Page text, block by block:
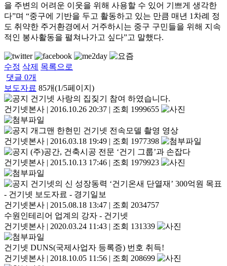
을 주변의 어려운 이웃을 위해 사용할 수 있어 기쁘게 생각한
다”며 “중구에 기반을 두고 활동하고 있는 만큼 매년 1차례 정
도 취약한 주거환경에서 거주하시는 중구 구민들을 위해 지속
적인 봉사활동을 펼쳐나가고 싶다”고 말했다.
수정 삭제 목록으로
댓글 0개
보도자료 85개(1/5페이지)
건기넷 사랑의 집짖기 참여 하였습니다.
건기넷본사 | 2016.10.26 20:37 | 조회 1999655
개그맨 한현민 건기넷 전속모델 촬영 영상
건기넷본사 | 2016.03.18 19:49 | 조회 1977398
(주)공간, 건축시공 전문 ‘건기 그룹’과 손잡다
건기넷본사 | 2015.10.13 17:46 | 조회 1979923
건기넷의 신 성장동력 ‘건기온새 단열재’ 300억원 목표
- 건기넷 보도자료 - 경기일보
건기넷본사 | 2015.08.18 13:47 | 조회 2034757
수원인테리어 업계의 강자 - 건기넷
건기넷본사 | 2020.03.24 11:43 | 조회 131339
건기넷 DUNS(국제사업자 등록증) 번호 취득!
건기넷본사 | 2018.10.05 11:56 | 조회 208699